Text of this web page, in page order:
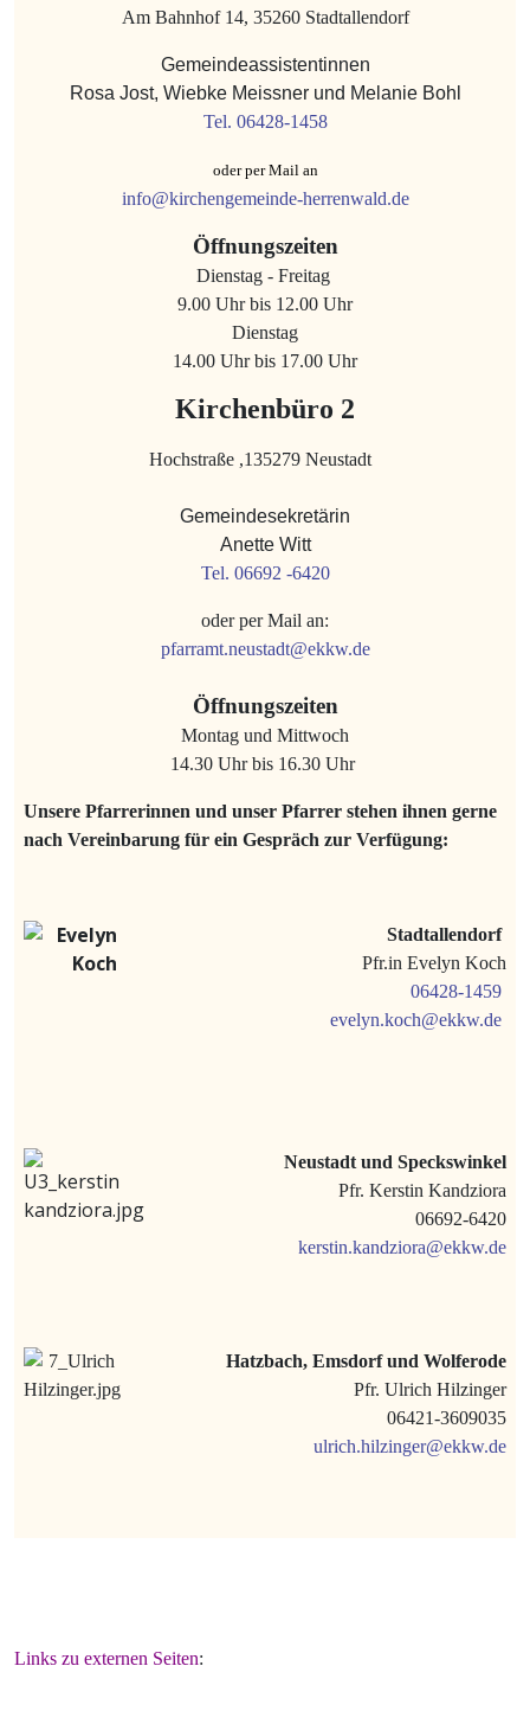
Am Bahnhof 14, 35260 Stadtallendorf
Gemeindeassistentinnen
Rosa Jost, Wiebke Meissner und Melanie Bohl
Tel. 06428-1458
oder per Mail an
info@kirchengemeinde-herrenwald.de
Öffnungszeiten
Dienstag - Freitag
9.00 Uhr bis 12.00 Uhr
Dienstag
14.00 Uhr bis 17.00 Uhr
Kirchenbüro 2
Hochstraße ,135279 Neustadt
Gemeindesekretärin
Anette Witt
Tel. 06692 -6420
oder per Mail an:
pfarramt.neustadt@ekkw.de
Öffnungszeiten
Montag und Mittwoch
14.30 Uhr bis 16.30 Uhr
Unsere Pfarrerinnen und unser Pfarrer stehen ihnen gerne
nach Vereinbarung für ein Gespräch zur Verfügung:
Stadtallendorf
Pfr.in Evelyn Koch
06428-1459
evelyn.koch@ekkw.de
Neustadt und Speckswinkel
Pfr. Kerstin Kandziora
06692-6420
kerstin.kandziora@ekkw.de
Hatzbach, Emsdorf und Wolferode
Pfr. Ulrich Hilzinger
06421-3609035
ulrich.hilzinger@ekkw.de
Links zu externen Seiten: